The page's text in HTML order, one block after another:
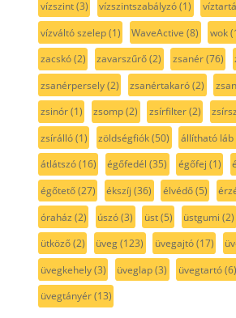
vízszint(3) vízszintszabályzó(1)
vízváltó szelep(1) WaveActive (8) wok
zacskó(2) zavarszűrő(2) zsanér(76)
zsanérpersely(2) zsanértakaró(2)
zsinór(1) zsomp(2) zsírfilter(2)
zsírálló(1) zöldségfiók(50) állítható láb
átlátszó(16) égőfedél (35) égőfej (1)
égőtető(27) ékszíj (36) élvédő(5)
óraház (2) úszó(3) üst(5) üstgumi (2)
ütköző(2) üveg(123) üvegajtó(17)
üvegkehely(3) üveglap(3) üvegtartó(6)
üvegtányér(13)